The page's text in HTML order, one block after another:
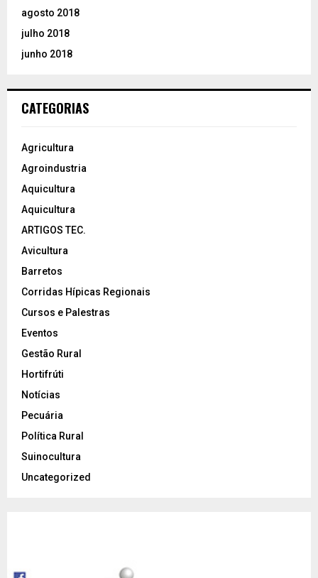
agosto 2018
julho 2018
junho 2018
CATEGORIAS
Agricultura
Agroindustria
Aquicultura
Aquicultura
ARTIGOS TEC.
Avicultura
Barretos
Corridas Hípicas Regionais
Cursos e Palestras
Eventos
Gestão Rural
Hortifrúti
Notícias
Pecuária
Política Rural
Suinocultura
Uncategorized